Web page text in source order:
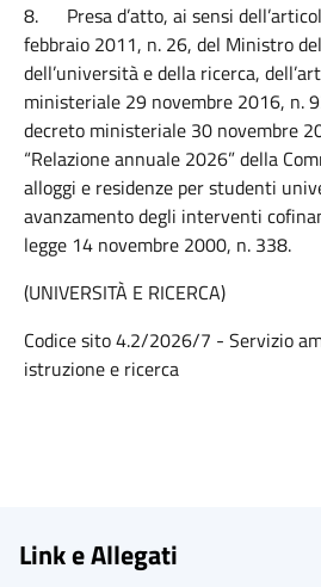
8. Presa d’atto, ai sensi
febbraio 2011, n. 26, del Ministro
dell’università e della ricerca,
ministeriale 29 novembre 2016, n.
decreto ministeriale 30 novembre
“Relazione annuale 2026” della
alloggi e residenze per studenti
avanzamento degli interventi
legge 14 novembre 2000, n. 338.
(UNIVERSITÀ E RICERCA)
Codice sito 4.2/2026/7 - Servizio
istruzione e ricerca
Link e Allegati